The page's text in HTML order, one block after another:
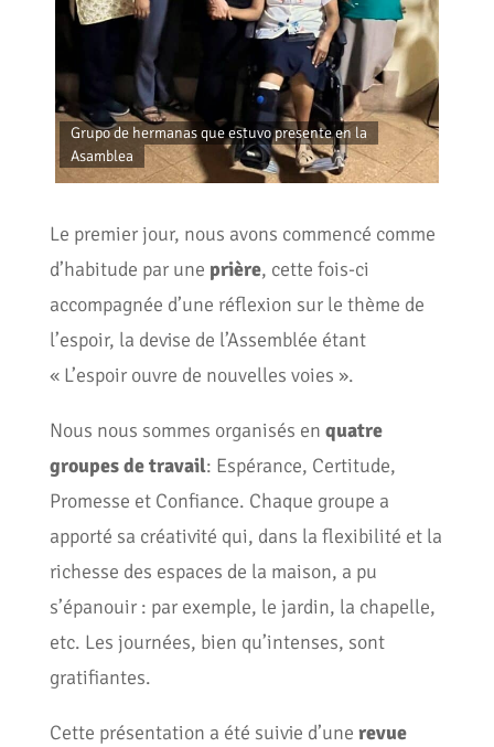
Grupo de hermanas que estuvo presente en la
Asamblea
Le premier jour, nous avons commencé comme
d’habitude par une prière, cette fois-ci
accompagnée d’une réflexion sur le thème de
l’espoir, la devise de l’Assemblée étant
« L’espoir ouvre de nouvelles voies ».
Nous nous sommes organisés en quatre
groupes de travail: Espérance, Certitude,
Promesse et Confiance. Chaque groupe a
apporté sa créativité qui, dans la flexibilité et la
richesse des espaces de la maison, a pu
s’épanouir : par exemple, le jardin, la chapelle,
etc. Les journées, bien qu’intenses, sont
gratifiantes.
Cette présentation a été suivie d’une revue